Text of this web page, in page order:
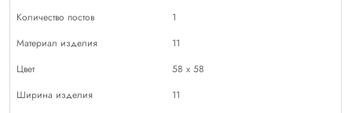
Количество постов
1
Материал изделия
11
Цвет
58 х 58
Ширина изделия
11